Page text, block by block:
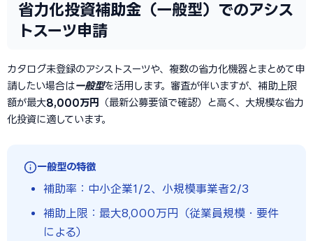
省力化投資補助金（一般型）でのアシス
トスーツ申請
カタログ未登録のアシストスーツや、複数の省力化機器とまとめて申
請したい場合は一般型を活用します。審査が伴いますが、補助上限
額が最大8,000万円
（最新公募要領で確認）と高く、大規模な省力
化投資に適しています。
一般型の特徴
補助率：中小企業1/2、小規模事業者2/3
補助上限：最大8,000万円（従業員規模・要件
による）